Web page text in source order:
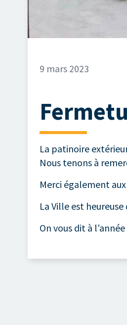
9 mars 2023
La patinoire
Nous tenons à
Merci également
La Ville est
On vous dit à